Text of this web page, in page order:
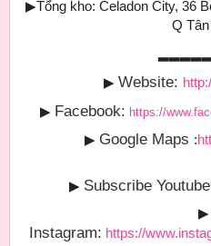
▶Tổng kho: Celadon City, 36
Q
▶ Website:
▶ Facebook: https://
▶ Google Maps :
▶ Subscribe Youtube
▶
Instagram: https://